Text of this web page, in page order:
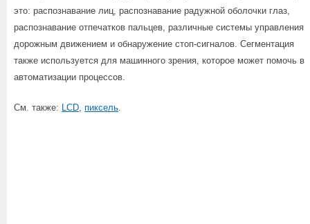
это: распознавание лиц, распознавание радужной оболочки глаз,
распознавание отпечатков пальцев, различные системы управления
дорожным движением и обнаружение стоп-сигналов. Сегментация
также используется для машинного зрения, которое может помочь в
автоматизации процессов.
См. также: LCD, пиксель.